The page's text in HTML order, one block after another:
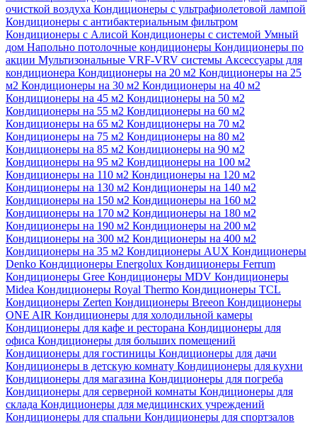
очисткой воздуха Кондиционеры с ультрафиолетовой лампой
Кондиционеры с антибактериальным фильтром
Кондиционеры с Алисой Кондиционеры с системой Умный
дом Напольно потолочные кондиционеры Кондиционеры по
акции Мультизональные VRF-VRV системы Аксессуары для
кондиционера Кондиционеры на 20 м2 Кондиционеры на 25
м2 Кондиционеры на 30 м2 Кондиционеры на 40 м2
Кондиционеры на 45 м2 Кондиционеры на 50 м2
Кондиционеры на 55 м2 Кондиционеры на 60 м2
Кондиционеры на 65 м2 Кондиционеры на 70 м2
Кондиционеры на 75 м2 Кондиционеры на 80 м2
Кондиционеры на 85 м2 Кондиционеры на 90 м2
Кондиционеры на 95 м2 Кондиционеры на 100 м2
Кондиционеры на 110 м2 Кондиционеры на 120 м2
Кондиционеры на 130 м2 Кондиционеры на 140 м2
Кондиционеры на 150 м2 Кондиционеры на 160 м2
Кондиционеры на 170 м2 Кондиционеры на 180 м2
Кондиционеры на 190 м2 Кондиционеры на 200 м2
Кондиционеры на 300 м2 Кондиционеры на 400 м2
Кондиционеры на 35 м2 Кондиционеры AUX Кондиционеры
Denko Кондиционеры Energolux Кондиционеры Ferrum
Кондиционеры Gree Кондиционеры MDV Кондиционеры
Midea Кондиционеры Royal Thermo Кондиционеры TCL
Кондиционеры Zerten Кондиционеры Breeon Кондиционеры
ONE AIR Кондиционеры для холодильной камеры
Кондиционеры для кафе и ресторана Кондиционеры для
офиса Кондиционеры для больших помещений
Кондиционеры для гостиницы Кондиционеры для дачи
Кондиционеры в детскую комнату Кондиционеры для кухни
Кондиционеры для магазина Кондиционеры для погреба
Кондиционеры для серверной комнаты Кондиционеры для
склада Кондиционеры для медицинских учреждений
Кондиционеры для спальни Кондиционеры для спортзалов